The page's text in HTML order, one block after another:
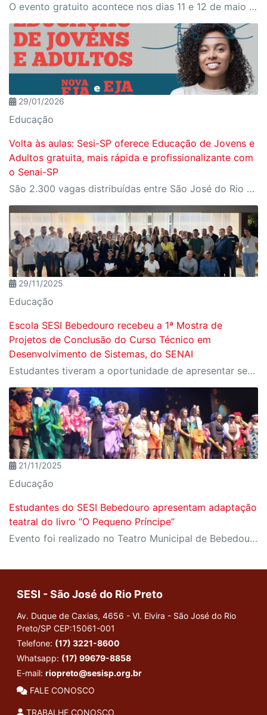
O evento gratuito acontece nos dias 11 e 12 de maio e reunirá especialistas em torno do tema “Educação que Transforma”. As vagas para participação presencial são limitadas, e a submissão de trabalhos pode ser feita até 31 de março
29/01/2026
Educação
Volta às aulas: Sesi-SP oferece Educação de Jovens e
Adultos gratuita, mais rápida e profissionalizante com
o Senai-SP
São 2.300 vagas distribuídas entre São José do Rio Preto, Presidente Prudente e Birigui, com inscrições abertas até 8 de fevereiro no site do SESI-SP. As aulas iniciam em 9 de fevereiro
29/11/2025
Educação
Escola SESI Bebedouro recebeu a 1ª Mostra de
Projetos de Conclusão do Curso Técnico em
Desenvolvimento de Sistemas, do SENAI
Estudantes tiveram a oportunidade de apresentar seus projetos para representantes de indústrias e empresários da região
21/11/2025
Educação
Estudantes do SESI Bebedouro apresentam adaptação
teatral do livro “O Pequeno Príncipe”
Evento foi realizado no Teatro Municipal de Bebedouro no dia 20 de novembro
SESI - São José do Rio Preto
Av. Duque de Caxias, 4656 - Vl. Elvira - São José do Rio
Preto/SP CEP:15061-001
Telefone: (17) 3221-8600
Whatsapp: (17) 99679-8858
E-mail: riopreto@sesisp.org.br
FALE CONOSCO
TRABALHE CONOSCO